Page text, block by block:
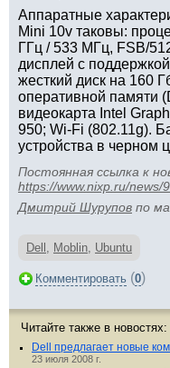
Аппаратные
Mini 10v таковы:
ГГц / 533 МГц, FSB/
дисплей с
жесткий диск на 160
оперативной памяти
видеокарта Intel
950; Wi-Fi (802.11g).
устройства в черном
Постоянная ссылка к
https://www.nixp.ru/news/
Дмитрий Шурупов по
Dell , Moblin, Ubuntu
Комментировать (0)
Читайте также в новостях:
Dell предлагает новые
23 июля 2008 г.